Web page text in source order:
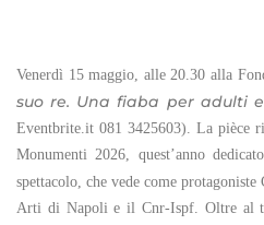
Venerdì 15 maggio, alle 20.30 alla
suo re. Una fiaba per adulti
Eventbrite.it 081 3425603). La pièce
Monumenti 2026, quest’anno
spettacolo, che vede come
Arti di Napoli e il Cnr-Ispf. Oltre al